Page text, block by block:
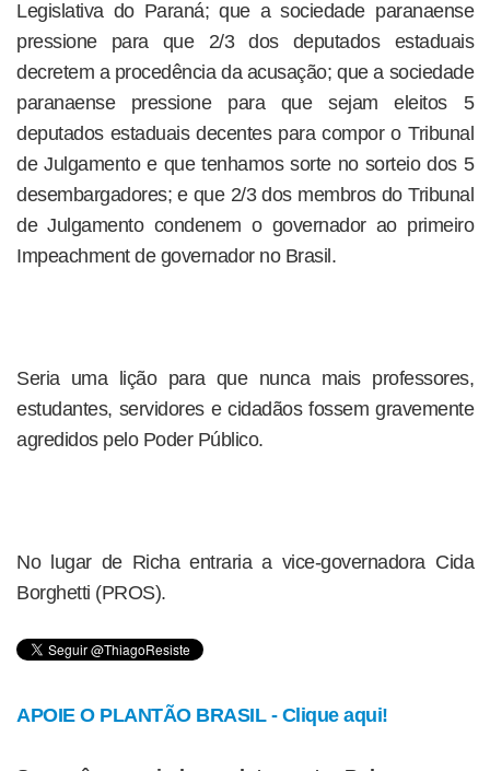
Legislativa do Paraná; que a sociedade paranaense
pressione para que 2/3 dos deputados estaduais
decretem a procedência da acusação; que a sociedade
paranaense pressione para que sejam eleitos 5
deputados estaduais decentes para compor o Tribunal
de Julgamento e que tenhamos sorte no sorteio dos 5
desembargadores; e que 2/3 dos membros do Tribunal
de Julgamento condenem o governador ao primeiro
Impeachment de governador no Brasil.
Seria uma lição para que nunca mais professores,
estudantes, servidores e cidadãos fossem gravemente
agredidos pelo Poder Público.
No lugar de Richa entraria a vice-governadora Cida
Borghetti (PROS).
APOIE O PLANTÃO BRASIL - Clique aqui!